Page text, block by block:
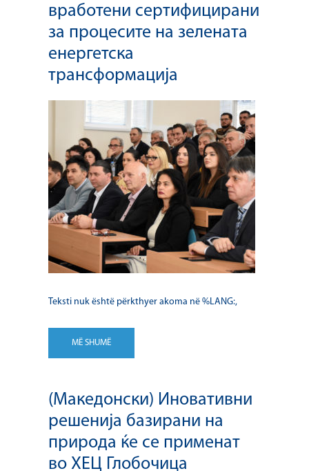
вработени сертифицирани
за процесите на зелената
енергетска
трансформација
Teksti nuk është përkthyer akoma në %LANG:,
MË SHUMË
(Македонски) Иновативни
решенија базирани на
природа ќе се применат
во ХЕЦ Глобочица